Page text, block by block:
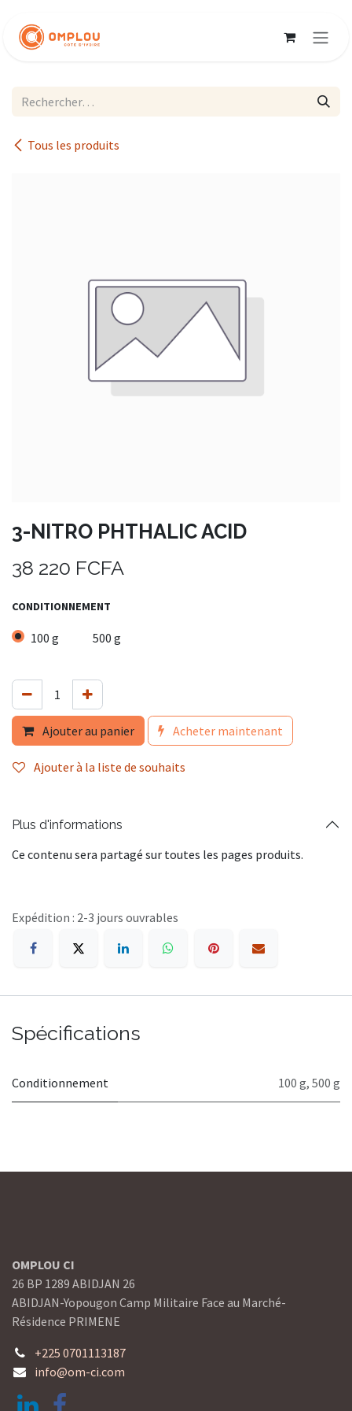
Tous les produits
3-NITRO PHTHALIC ACID
38 220 FCFA
CONDITIONNEMENT
100 g 500 g
Ajouter au panier Acheter maintenant
Ajouter à la liste de souhaits
Plus d'informations
Ce contenu sera partagé sur toutes les pages produits.
Expédition : 2-3 jours ouvrables
Spécifications
Conditionnement 100 g, 500 g
OMPLOU CI
26 BP 1289 ABIDJAN 26
ABIDJAN-Yopougon Camp Militaire Face au Marché-
Résidence PRIMENE
+225 0701113187
info@om-ci.com